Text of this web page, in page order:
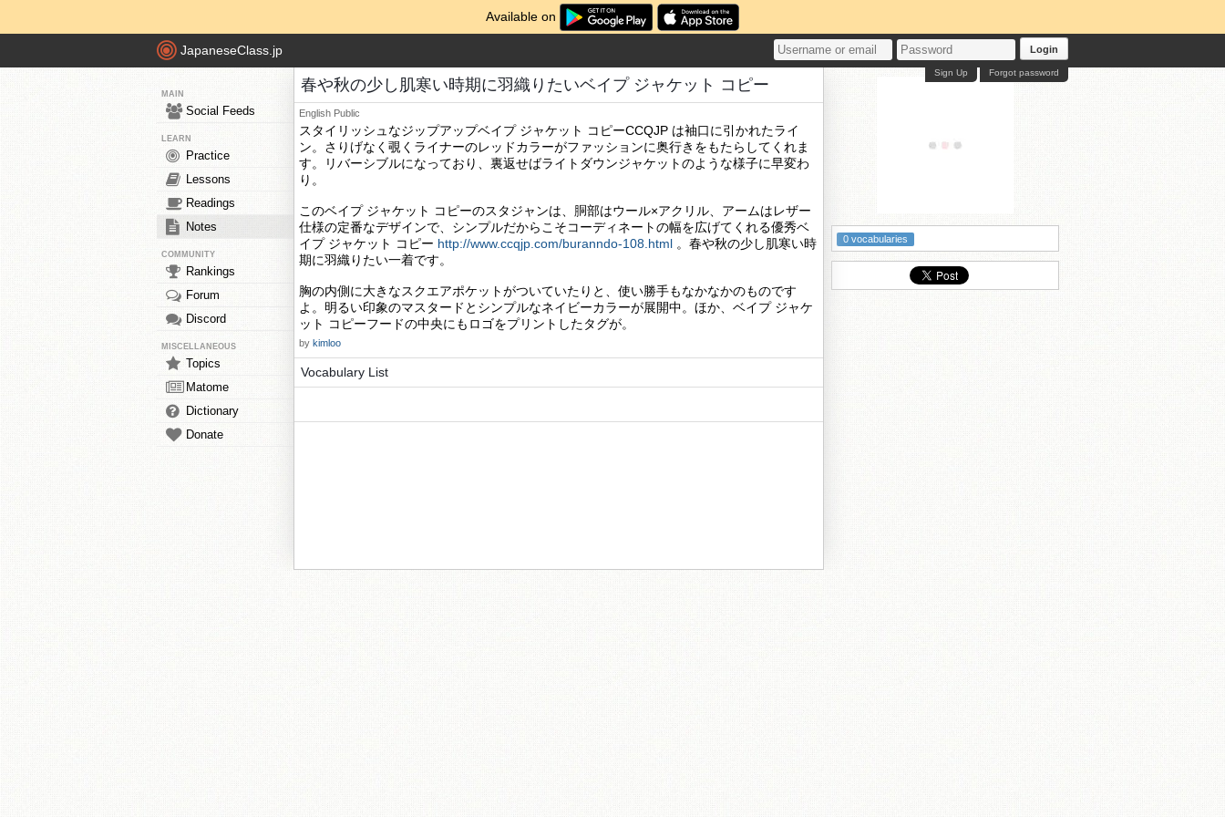
Available on
JapaneseClass.jp Login
Forgot password
Sign Up
MAIN
Social Feeds
LEARN
Practice
Lessons
Readings
Notes
COMMUNITY
Rankings
Forum
Discord
MISCELLANEOUS
Topics
Matome
Dictionary
Donate
春や秋の少し肌寒い時期に羽織りたいベイプ ジャケット コピー
English Public
スタイリッシュなジップアップベイプ ジャケット コピーCCQJP は袖口に引かれたライ
ン。さりげなく覗くライナーのレッドカラーがファッションに奥行きをもたらしてくれま
す。リバーシブルになっており、裏返せばライトダウンジャケットのような様子に早変わ
り。
このベイプ ジャケット コピーのスタジャンは、胴部はウール×アクリル、アームはレザー
仕様の定番なデザインで、シンプルだからこそコーディネートの幅を広げてくれる優秀ベ
イプ ジャケット コピー http://www.ccqjp.com/buranndo-108.html 。春や秋の少し肌寒い時
期に羽織りたい一着です。
胸の内側に大きなスクエアポケットがついていたりと、使い勝手もなかなかのものです
よ。明るい印象のマスタードとシンプルなネイビーカラーが展開中。ほか、ベイプ ジャケ
ット コピーフードの中央にもロゴをプリントしたタグが。
by kimloo
Vocabulary List
0 vocabularies